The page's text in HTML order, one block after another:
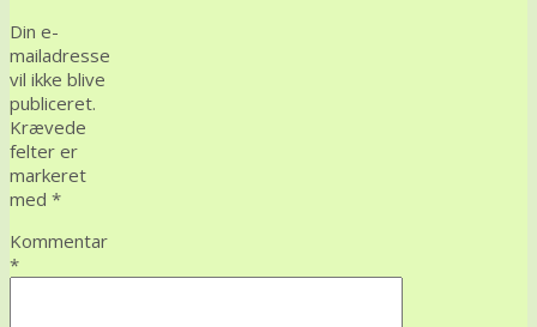
Din e-
mailadresse
vil ikke blive
publiceret.
Krævede
felter er
markeret
med *
Kommentar
*